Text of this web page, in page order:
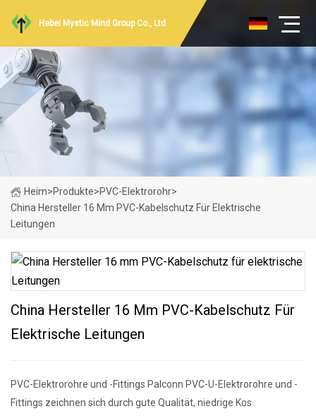
Hebei Mystic Mind Group Co., Ltd
Heim>Produkte>PVC-Elektrorohr>
China Hersteller 16 Mm PVC-Kabelschutz Für Elektrische
Leitungen
China Hersteller 16 Mm PVC-Kabelschutz Für
Elektrische Leitungen
PVC-Elektrorohre und -Fittings Palconn PVC-U-Elektrorohre und -
Fittings zeichnen sich durch gute Qualität, niedrige Kos